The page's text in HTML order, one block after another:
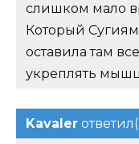
слишком мало
Который
оставила там
укреплять
Kavaler